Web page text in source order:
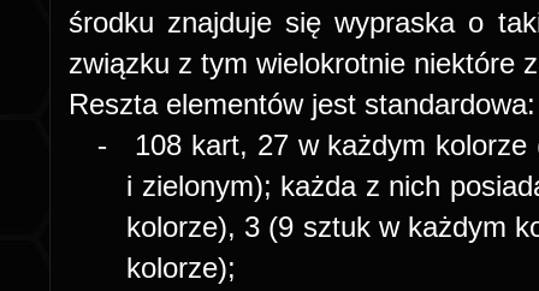
środku znajduje się wypraska o
związku z tym wielokrotnie niektóre
Reszta elementów jest standardowa:
-
108 kart, 27 w każdym kolorze
i zielonym); każda z nich
kolorze), 3 (9 sztuk w każdym
kolorze);